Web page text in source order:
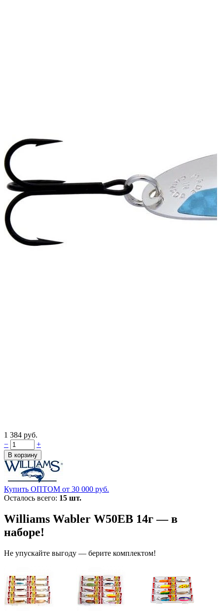
1 384 руб.
−
+
Купить ОПТОМ от 30 000 руб.
Осталось всего: 15 шт.
Williams Wabler W50EB 14г — в
наборе!
Не упускайте выгоду — берите комплектом!